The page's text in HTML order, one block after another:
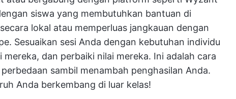
siswa yang membutuhkan bantuan di
lokal atau memperluas jangkauan dengan
Sesuaikan sesi Anda dengan kebutuhan individu
dan perbaiki nilai mereka. Ini adalah cara
sambil menambah penghasilan Anda.
Anda berkembang di luar kelas!